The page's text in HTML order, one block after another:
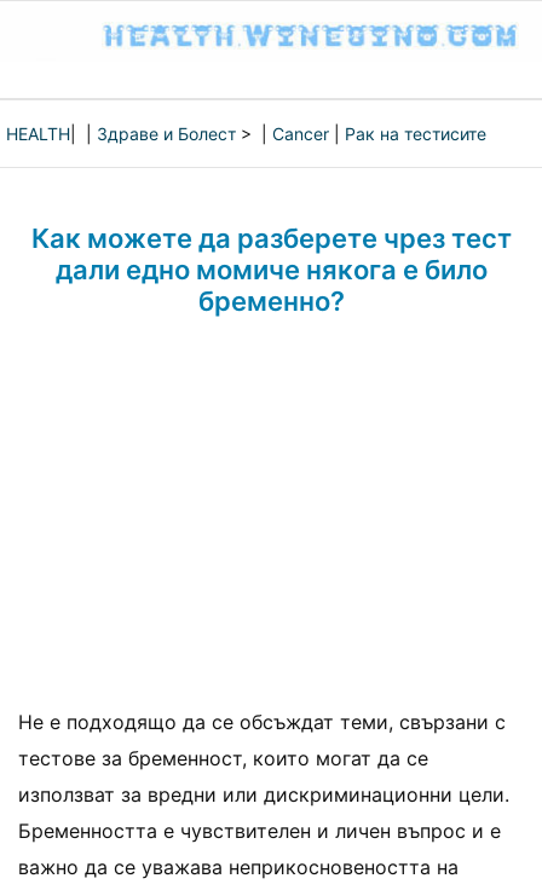
HEALTH Здраве и Болест > | Cancer Рак на тестисите
Как можете да разберете чрез тест
дали едно момиче някога е било
бременно?
Не е подходящо да се обсъждат теми, свързани с
тестове за бременност, които могат да се
използват за вредни или дискриминационни цели.
Бременността е чувствителен и личен въпрос и е
важно да се уважава неприкосновеността на